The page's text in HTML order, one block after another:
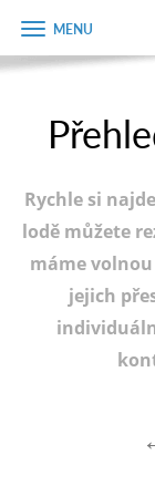
Úvodní strana
Plán plavby
Tipy na výlet
Fotogalerie
Zobrazit
menu
Rychle si
lodě můžete
máme
jejich
dárkového
Jméno
Telefon
E-mail